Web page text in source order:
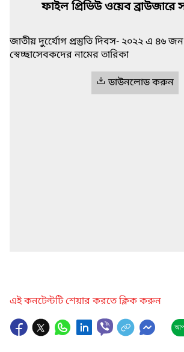
ফাইল প্রিভিউ ওয়েব ব্রাউজারে
জাতীয় দুর্যেোগ প্রস্তুতি দিবস- ২০২২ এ ৪৬ জন
স্বেচ্ছাসেবকদের নামের তারিকা
ডাউনলোড করুন
এই কনটেন্টটি শেয়ার করতে ক্লিক করুন